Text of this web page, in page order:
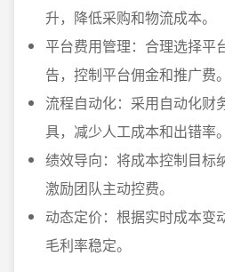
升，降低采购和物流成本。
平台费用管理：合理选择平
告，控制平台佣金和推广费。
流程自动化：采用自动化财
具，减少人工成本和出错率。
绩效导向：将成本控制目标
激励团队主动控费。
动态定价：根据实时成本变
毛利率稳定。